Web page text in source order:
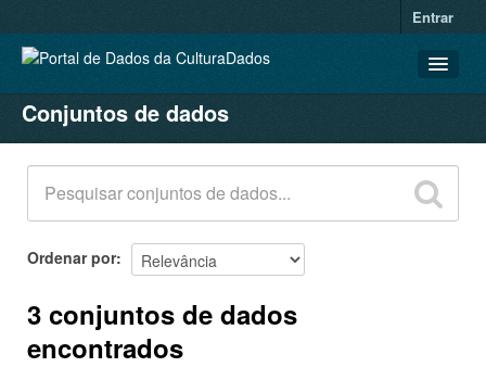
Entrar
CONJUNTOS DE DADOS
ORGANIZAÇÕES
GRUPOS
SOBRE
Conjuntos de dados
Ordenar por
3 conjuntos de dados
encontrados